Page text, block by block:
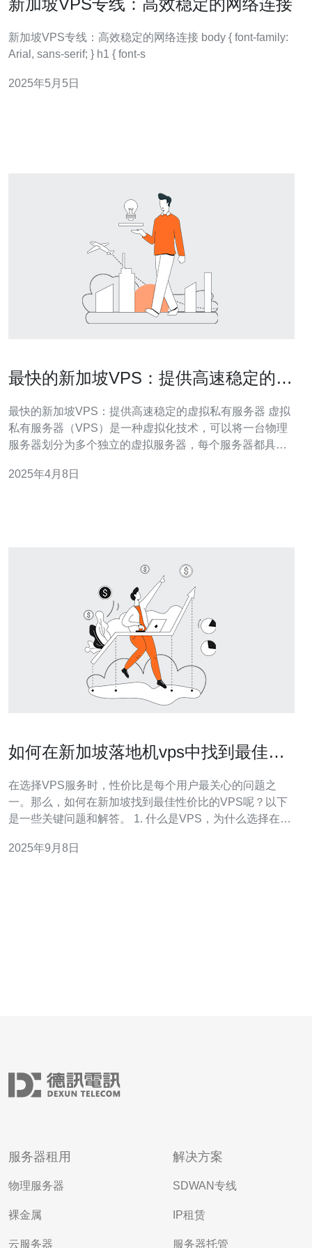
新加坡VPS专线：高效稳定的网络连接
新加坡VPS专线：高效稳定的网络连接 body { font-family:
Arial, sans-serif; } h1 { font-s
2025年5月5日
最快的新加坡VPS：提供高速稳定的虚
最快的新加坡VPS：提供高速稳定的虚拟私有服务器 虚拟
私有服务器（VPS）是一种虚拟化技术，可以将一台物理
服务器划分为多个独立的虚拟服务器，每个服务器都具有
连接而闻名，为用户提供出色的性能和可靠性。 新加坡
2025年4月8日
如何在新加坡落地机vps中找到最佳性
在选择VPS服务时，性价比是每个用户最关心的问题之
一。那么，如何在新加坡找到最佳性价比的VPS呢？以下
是一些关键问题和解答。 1. 什么是VPS，为什么选择在新
务器）是一种将物理服务器划分为多个独立虚拟服务器的
2025年9月8日
服务器租用
物理服务器
裸金属
云服务器
解决方案
SDWAN专线
IP租赁
服务器托管